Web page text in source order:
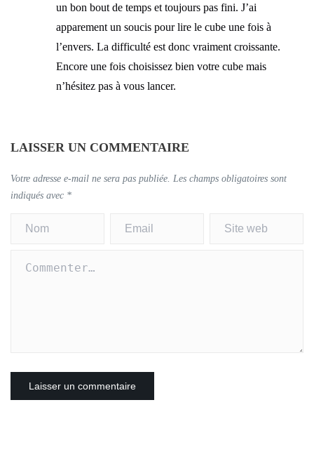
un bon bout de temps et toujours pas fini. J’ai
apparement un soucis pour lire le cube une fois à
l’envers. La difficulté est donc vraiment croissante.
Encore une fois choisissez bien votre cube mais
n’hésitez pas à vous lancer.
LAISSER UN COMMENTAIRE
Votre adresse e-mail ne sera pas publiée. Les champs obligatoires sont
indiqués avec *